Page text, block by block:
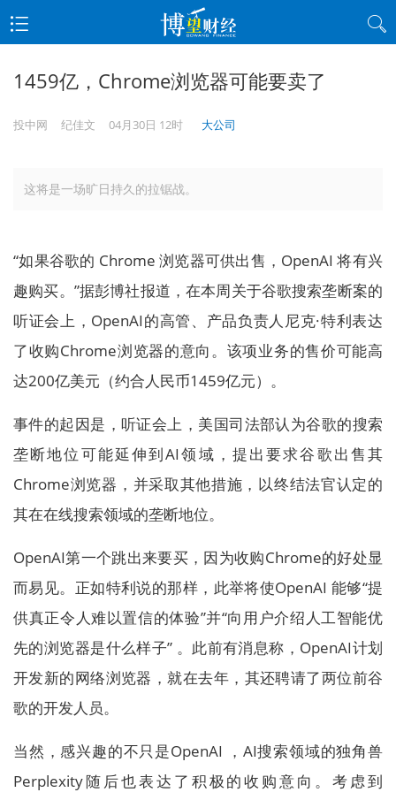
1459亿，Chrome浏览器可能要卖了
投中网 纪佳文 04月30日 12时 大公司
这将是一场旷日持久的拉锯战。
“如果谷歌的 Chrome 浏览器可供出售，OpenAI 将有兴
趣购买。”据彭博社报道，在本周关于谷歌搜索垄断案的
听证会上，OpenAI的高管、产品负责人尼克·特利表达
了收购Chrome浏览器的意向。该项业务的售价可能高
达200亿美元（约合人民币1459亿元）。
事件的起因是，听证会上，美国司法部认为谷歌的搜索
垄断地位可能延伸到AI领域，提出要求谷歌出售其
Chrome浏览器，并采取其他措施，以终结法官认定的
其在在线搜索领域的垄断地位。
OpenAI第一个跳出来要买，因为收购Chrome的好处显
而易见。正如特利说的那样，此举将使OpenAI 能够“提
供真正令人难以置信的体验”并“向用户介绍人工智能优
先的浏览器是什么样子” 。此前有消息称，OpenAI计划
开发新的网络浏览器，就在去年，其还聘请了两位前谷
歌的开发人员。
当然，感兴趣的不只是OpenAI ，AI搜索领域的独角兽
Perplexity随后也表达了积极的收购意向。考虑到